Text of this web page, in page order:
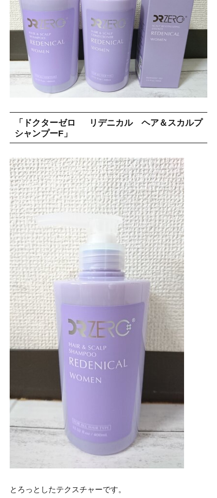
「ドクターゼロ リデニカル ヘア＆スカルプ
シャンプーF」
とろっとしたテクスチャーです。